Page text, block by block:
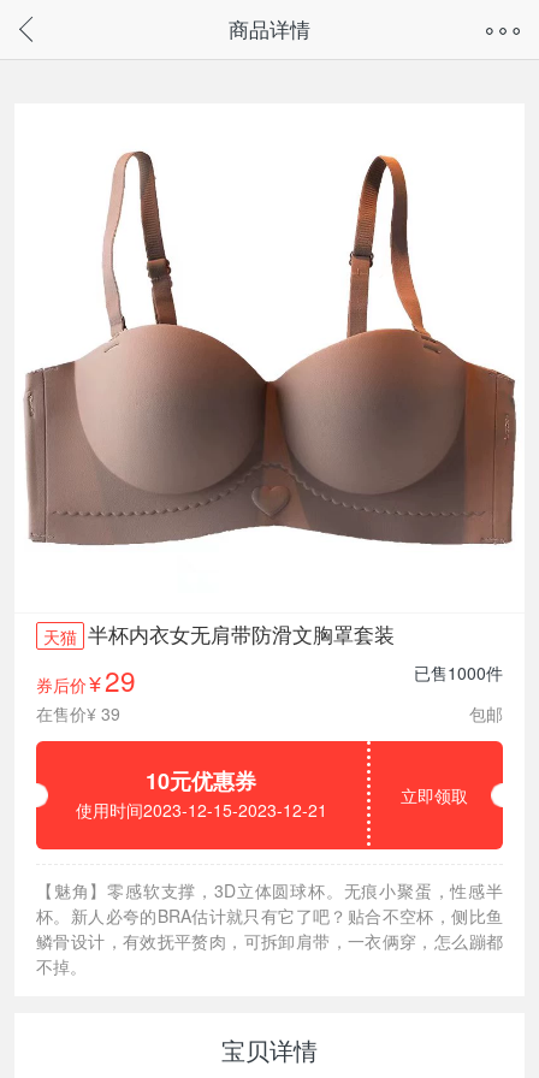
请通过微信或支付宝搜“奇兔客小程序”访问
商品详情
天猫 半杯内衣女无肩带防滑文胸罩套装
券后价¥29
已售1000件
在售价¥ 39
包邮
10元优惠券
使用时间2023-12-15-2023-12-21
立即领取
【魅角】零感软支撑，3D立体圆球杯。无痕小聚蛋，性感半
杯。新人必夸的BRA估计就只有它了吧？贴合不空杯，侧比鱼
鳞骨设计，有效抚平赘肉，可拆卸肩带，一衣俩穿，怎么蹦都
不掉。
宝贝详情